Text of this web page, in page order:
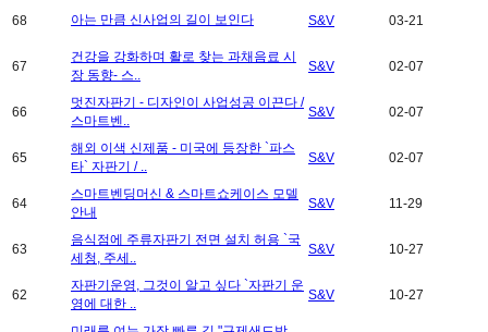
68 아는 만큼 신사업의 길이 보인다 S&V 03-21
67
건강을 강화하며 활로 찾는 과채음료 시
장 동향- 스..
S&V 02-07
66
멋진자판기 - 디자인이 사업성공 이끈다 /
스마트벤..
S&V 02-07
65
해외 이색 신제품 - 미국에 등장한 `파스
타` 자판기 / ..
S&V 02-07
64
스마트벤딩머신 & 스마트쇼케이스 모델
안내
S&V 11-29
63
음식점에 주류자판기 전면 설치 허용 `국
세청, 주세..
S&V 10-27
62
자판기운영, 그것이 알고 싶다 `자판기 운
영에 대한 ..
S&V 10-27